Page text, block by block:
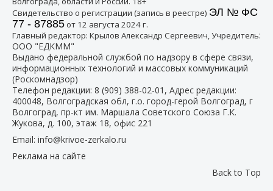
Свидетельство о регистрации (запись в реестре) ЭЛ № ФС
77 - 87885от 12 августа 2024 г.
Главный редактор: Крылов Александр Сергеевич, Учредитель:
ООО "ЕДКММ"
Выдано федеральной службой по надзору в сфере связи,
информационных технологий и массовых коммуникаций
(Роскомнадзор)
Телефон редакции: 8 (909) 388-02-01 , Адрес редакции:
400048, Волгоградская обл, г.о. город-герой Волгоград, г
Волгоград, пр-кт им. Маршала Советского Союза Г.К.
Жукова, д. 100, этаж 18, офис 221
Email: info@krivoe-zerkalo.ru
Реклама на сайте
Back to Top